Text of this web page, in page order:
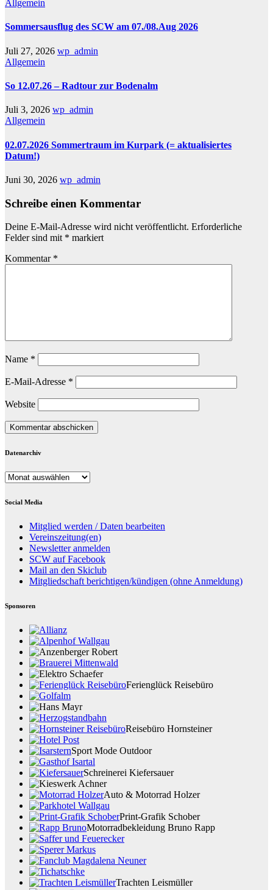
Allgemein
Sommersausflug des SCW am 07./08.Aug 2026
Juli 27, 2026 wp_admin
Allgemein
So 12.07.26 – Radtour zur Bodenalm
Juli 3, 2026 wp_admin
Allgemein
02.07.2026 Sommertraum im Kurpark (= aktualisiertes
Datum!)
Juni 30, 2026 wp_admin
Schreibe einen Kommentar
Deine E-Mail-Adresse wird nicht veröffentlicht. Erforderliche
Felder sind mit * markiert
Kommentar *
Name *
E-Mail-Adresse *
Website
Datenarchiv
Datenarchiv
Social Media
Mitglied werden / Daten bearbeiten
Vereinszeitung(en)
Newsletter anmelden
SCW auf Facebook
Mail an den Skiclub
Mitgliedschaft berichtigen/kündigen (ohne Anmeldung)
Sponsoren
Ferienglück Reisebüro
Reisebüro Hornsteiner
Sport Mode Outdoor
Schreinerei Kiefersauer
Auto & Motorrad Holzer
Print-Grafik Schober
Motorradbekleidung Bruno Rapp
Trachten Leismüller